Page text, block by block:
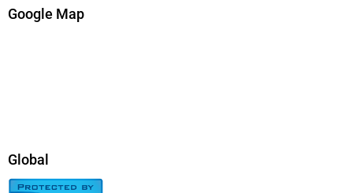
Google Map
Global